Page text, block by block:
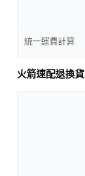
統一運費計算
火箭速配退換